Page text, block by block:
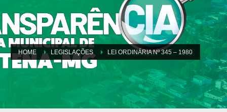
HOME LEGISLAÇÕES LEI ORDINÁRIA Nº 345 – 1980